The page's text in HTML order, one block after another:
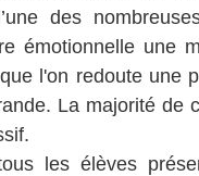
des
émotionnelle une
l'on redoute une
La majorité de
les élèves